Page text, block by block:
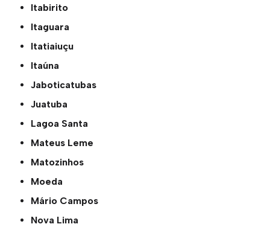
Itabirito
Itaguara
Itatiaiuçu
Itaúna
Jaboticatubas
Juatuba
Lagoa Santa
Mateus Leme
Matozinhos
Moeda
Mário Campos
Nova Lima